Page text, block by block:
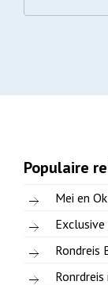
Populaire
Mei en
Rondreis